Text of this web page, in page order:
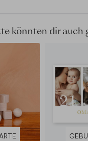
könnten dir auch